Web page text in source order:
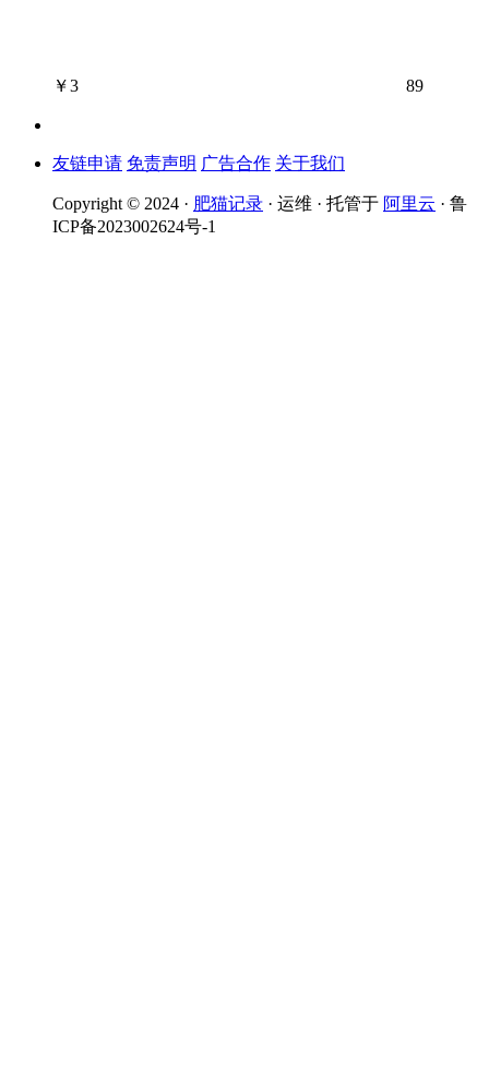
￥3 89
友链申请 免责声明 广告合作 关于我们
Copyright © 2024 · 肥猫记录 · 运维 · 托管于 阿里云 · 鲁
ICP备2023002624号-1